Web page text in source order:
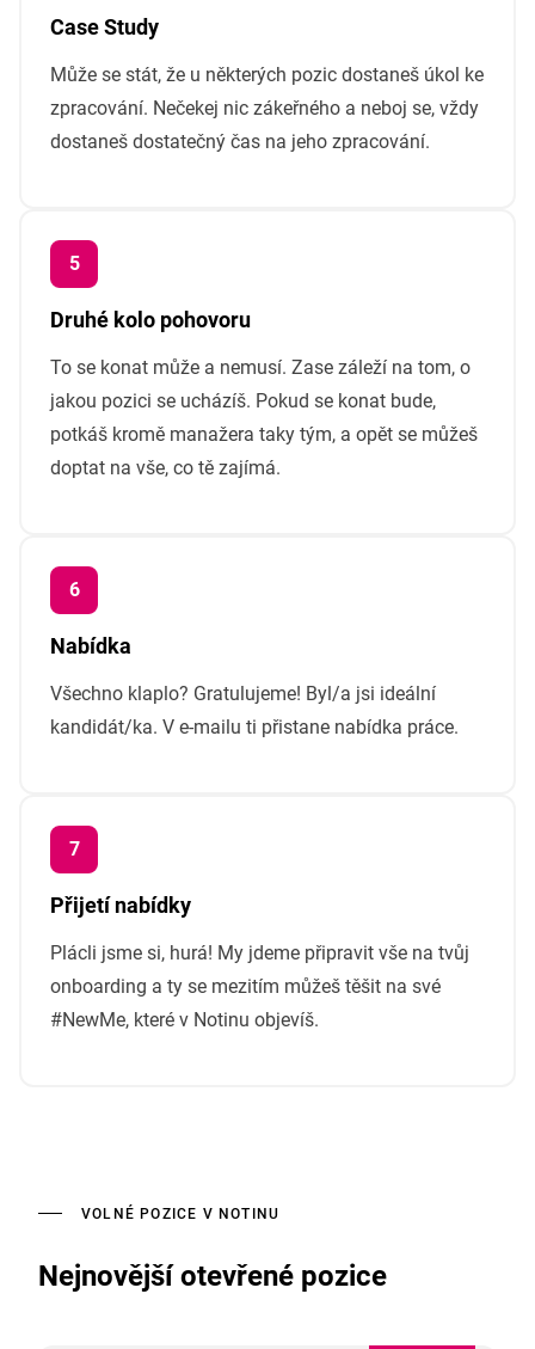
Case Study
Může se stát, že u některých pozic dostaneš úkol ke
zpracování. Nečekej nic zákeřného a neboj se, vždy
dostaneš dostatečný čas na jeho zpracování.
Druhé kolo pohovoru
To se konat může a nemusí. Zase záleží na tom, o
jakou pozici se ucházíš. Pokud se konat bude,
potkáš kromě manažera taky tým, a opět se můžeš
doptat na vše, co tě zajímá.
Nabídka
Všechno klaplo? Gratulujeme! Byl/a jsi ideální
kandidát/ka. V e-mailu ti přistane nabídka práce.
Přijetí nabídky
Plácli jsme si, hurá! My jdeme připravit vše na tvůj
onboarding a ty se mezitím můžeš těšit na své
#NewMe, které v Notinu objevíš.
VOLNÉ POZICE V NOTINU
Nejnovější otevřené pozice